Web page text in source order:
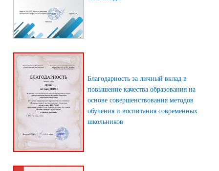
Благодарность за личный вклад в
повышение качества образования на
основе совершенствования методов
обучения и воспитания современных
школьников